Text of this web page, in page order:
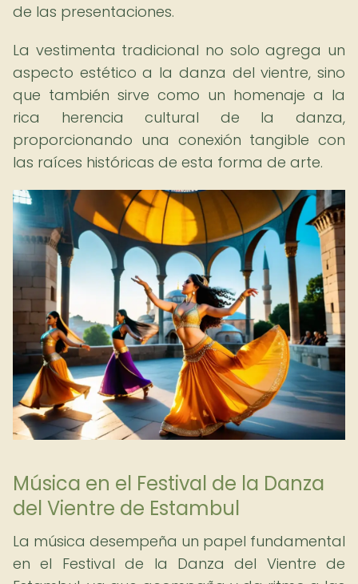
de las presentaciones.
La vestimenta tradicional no solo agrega un
aspecto estético a la danza del vientre, sino
que también sirve como un homenaje a la
rica herencia cultural de la danza,
proporcionando una conexión tangible con
las raíces históricas de esta forma de arte.
Música en el Festival de la Danza
del Vientre de Estambul
La música desempeña un papel fundamental
en el Festival de la Danza del Vientre de